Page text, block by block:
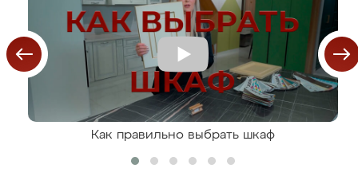
Как правильно выбрать шкаф